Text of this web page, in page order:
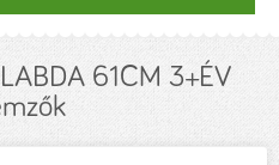
61CM 3+ÉV